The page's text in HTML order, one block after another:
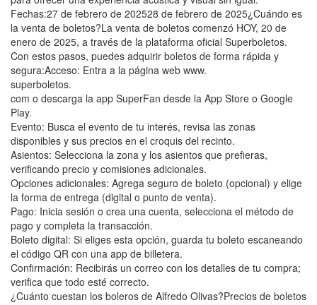
Fechas:27 de febrero de 202528 de febrero de 2025¿Cuándo es
la venta de boletos?La venta de boletos comenzó HOY, 20 de
enero de 2025, a través de la plataforma oficial Superboletos.
Con estos pasos, puedes adquirir boletos de forma rápida y
segura:Acceso: Entra a la página web www.
superboletos.
com o descarga la app SuperFan desde la App Store o Google
Play.
Evento: Busca el evento de tu interés, revisa las zonas
disponibles y sus precios en el croquis del recinto.
Asientos: Selecciona la zona y los asientos que prefieras,
verificando precio y comisiones adicionales.
Opciones adicionales: Agrega seguro de boleto (opcional) y elige
la forma de entrega (digital o punto de venta).
Pago: Inicia sesión o crea una cuenta, selecciona el método de
pago y completa la transacción.
Boleto digital: Si eliges esta opción, guarda tu boleto escaneando
el código QR con una app de billetera.
Confirmación: Recibirás un correo con los detalles de tu compra;
verifica que todo esté correcto.
¿Cuánto cuestan los boleros de Alfredo Olivas?Precios de boletos